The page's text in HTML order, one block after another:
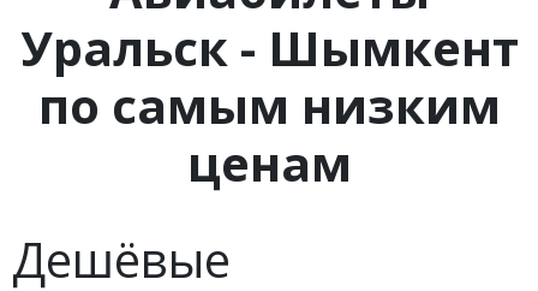
Уральск - Шымкент
по самым низким
ценам
Дешёвые